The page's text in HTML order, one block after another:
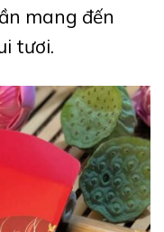
mang đến
tươi.